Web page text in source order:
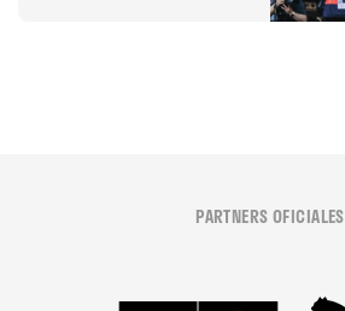
PARTNERS OFICIALES